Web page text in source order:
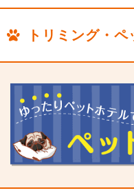
トリミング・